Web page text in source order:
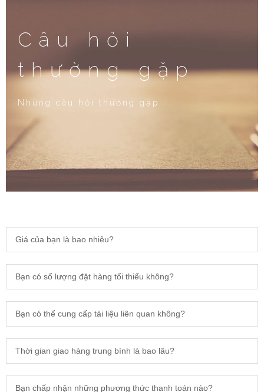
Câu hỏi
thường gặp
Những câu hỏi thường gặp
Giá của bạn là bao nhiêu?
Bạn có số lượng đặt hàng tối thiểu không?
Bạn có thể cung cấp tài liệu liên quan không?
Thời gian giao hàng trung bình là bao lâu?
Bạn chấp nhận những phương thức thanh toán nào?